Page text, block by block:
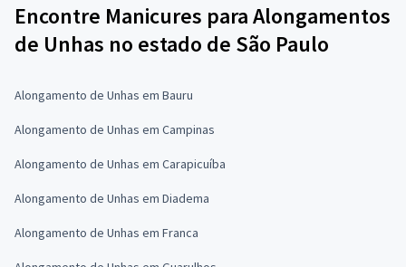
Encontre Manicures para Alongamentos
de Unhas no estado de São Paulo
Alongamento de Unhas em Bauru
Alongamento de Unhas em Campinas
Alongamento de Unhas em Carapicuíba
Alongamento de Unhas em Diadema
Alongamento de Unhas em Franca